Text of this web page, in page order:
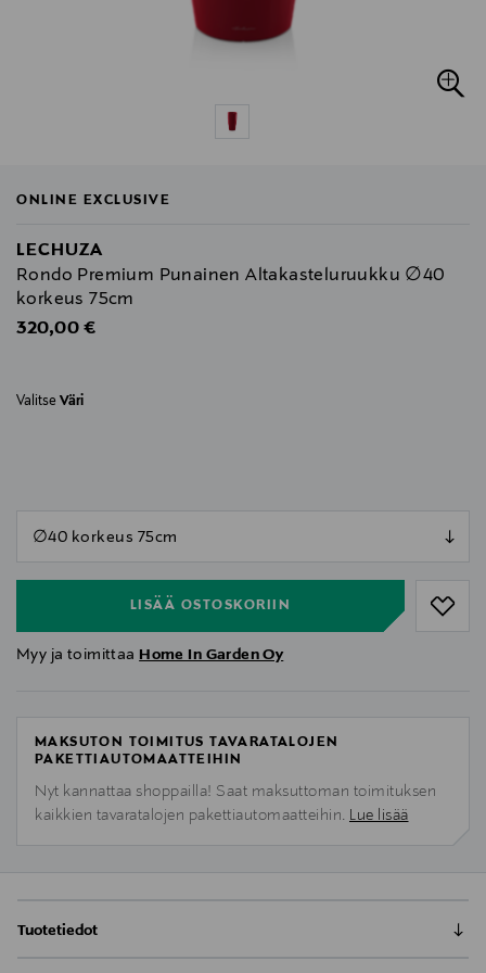
ONLINE EXCLUSIVE
LECHUZA
Rondo Premium Punainen Altakasteluruukku ∅40
korkeus 75cm
Original Price
320,00 €
Valitse Väri
LISÄÄ OSTOSKORIIN
null
Myy ja toimittaa Home In Garden Oy
MAKSUTON TOIMITUS TAVARATALOJEN
PAKETTIAUTOMAATTEIHIN
Nyt kannattaa shoppailla! Saat maksuttoman toimituksen
kaikkien tavaratalojen pakettiautomaatteihin. Lue lisää
Tuotetiedot